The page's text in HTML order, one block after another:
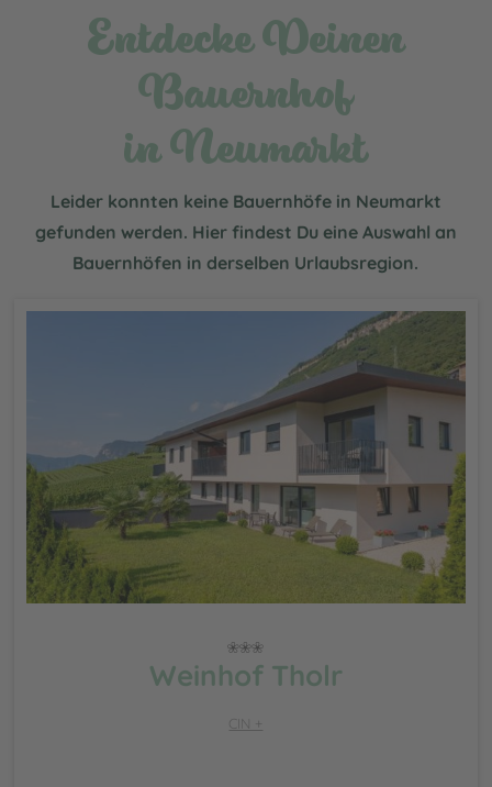
Entdecke Deinen
Bauernhof
in Neumarkt
Leider konnten keine Bauernhöfe in Neumarkt
gefunden werden. Hier findest Du eine Auswahl an
Bauernhöfen in derselben Urlaubsregion.
Weinhof Tholr
CIN +